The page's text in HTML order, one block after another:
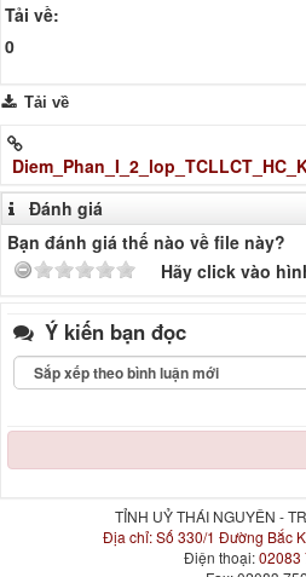
Tải về:
0
Tải về
Đánh giá
Bạn đánh giá thế nào về file này?
Hãy click vào
Ý kiến bạn đọc
TỈNH UỶ THÁI NGUYÊN -
Địa chỉ:Số 330/1 Đường Bắc
Điện thoại:02083